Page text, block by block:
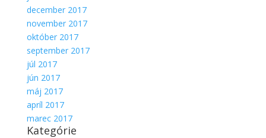
december 2017
november 2017
október 2017
september 2017
júl 2017
jún 2017
máj 2017
apríl 2017
marec 2017
Kategórie